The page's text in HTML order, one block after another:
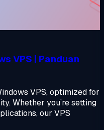
VPS | Panduan
VPS, optimized for
Whether you’re setting
our VPS